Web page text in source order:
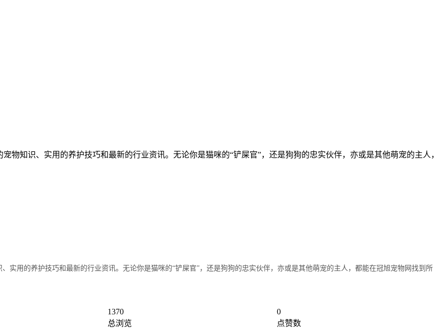
物知识、实用的养护技巧和最新的行业资讯。无论你是猫咪的“铲屎官”，还是狗狗的忠实伙伴，亦或是其他萌宠的主人，
实用的养护技巧和最新的行业资讯。无论你是猫咪的“铲屎官”，还是狗狗的忠实伙伴，亦或是其他萌宠的主人，都能在冠旭宠物网找到所
1370
总浏览
0
点赞数